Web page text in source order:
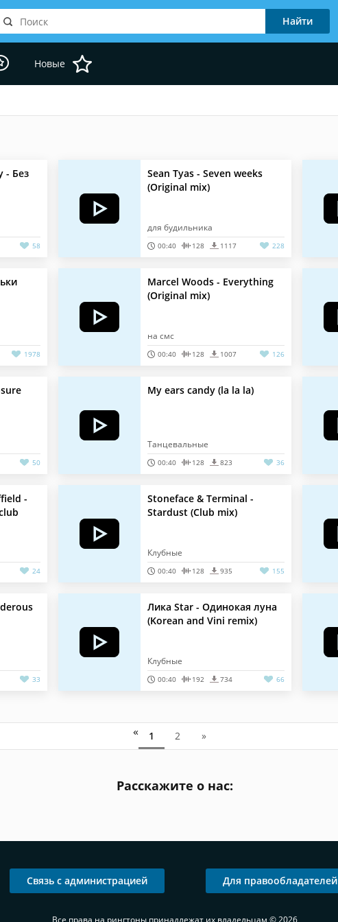
Новые
- Без
58
Sean Tyas - Seven weeks
(Original mix)
для будильника
00:40 128 1117 228
1978
Marcel Woods - Everything
(Original mix)
на смс
00:40 128 1007 126
50
My ears candy (la la la)
Танцевальные
00:40 128 823 36
-
24
Stoneface & Terminal -
Stardust (Club mix)
Клубные
00:40 128 935 155
33
Лика Star - Одинокая луна
(Korean and Vini remix)
Клубные
00:40 192 734 66
« 1 2 »
Расскажите о нас:
Связь с администрацией Для правообладателей
Все права на рингтоны принадлежат их владельцам © 2026